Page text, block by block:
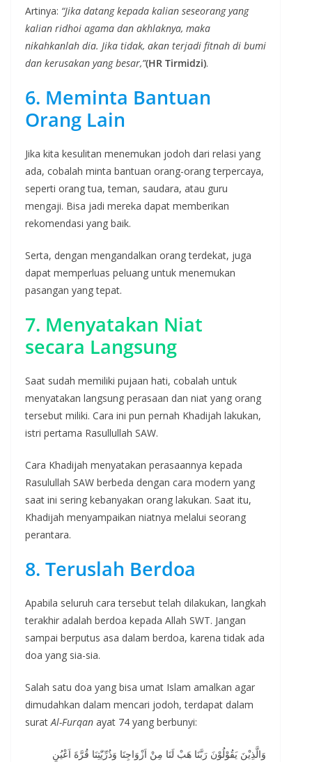
Artinya: “Jika datang kepada kalian seseorang yang
kalian ridhoi agama dan akhlaknya, maka
nikahkanlah dia. Jika tidak, akan terjadi fitnah di bumi
dan kerusakan yang besar,”(HR Tirmidzi).
6. Meminta Bantuan
Orang Lain
Jika kita kesulitan menemukan jodoh dari relasi yang
ada, cobalah minta bantuan orang-orang terpercaya,
seperti orang tua, teman, saudara, atau guru
mengaji. Bisa jadi mereka dapat memberikan
rekomendasi yang baik.
Serta, dengan mengandalkan orang terdekat, juga
dapat memperluas peluang untuk menemukan
pasangan yang tepat.
7. Menyatakan Niat
secara Langsung
Saat sudah memiliki pujaan hati, cobalah untuk
menyatakan langsung perasaan dan niat yang orang
tersebut miliki. Cara ini pun pernah Khadijah lakukan,
istri pertama Rasullullah SAW.
Cara Khadijah menyatakan perasaannya kepada
Rasulullah SAW berbeda dengan cara modern yang
saat ini sering kebanyakan orang lakukan. Saat itu,
Khadijah menyampaikan niatnya melalui seorang
perantara.
8. Teruslah Berdoa
Apabila seluruh cara tersebut telah dilakukan, langkah
terakhir adalah berdoa kepada Allah SWT. Jangan
sampai berputus asa dalam berdoa, karena tidak ada
doa yang sia-sia.
Salah satu doa yang bisa umat Islam amalkan agar
dimudahkan dalam mencari jodoh, terdapat dalam
surat Al-Furqan ayat 74 yang berbunyi:
وَالَّذِيْنَ يَقُوْلُوْنَ رَبَّنَا هَبْ لَنَا مِنْ اَزْوَاجِنَا وَذُرِّيّٰتِنَا قُرَّةَ اَعْيُنٍ